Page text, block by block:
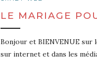
LE MARIAGE
Bonjour et BIENVENUE sur
sur internet et dans les